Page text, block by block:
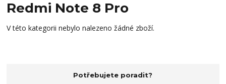
Redmi Note 8 Pro
V této kategorii nebylo nalezeno žádné zboží.
Potřebujete poradit?